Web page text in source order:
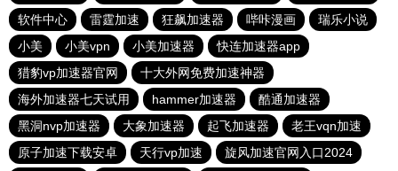
软件中心
雷霆加速 狂飙加速器 哔咔漫画
瑞乐小说
小美
小美vpn 小美加速器
快连加速器app
猎豹vp加速器官网
十大外网免费加速神器
海外加速器七天试用
hammer加速器
酷通加速器
黑洞nvp加速器
大象加速器 起飞加速器
老王vqn加速
原子加速下载安卓
天行vp加速
旋风加速官网入口2024